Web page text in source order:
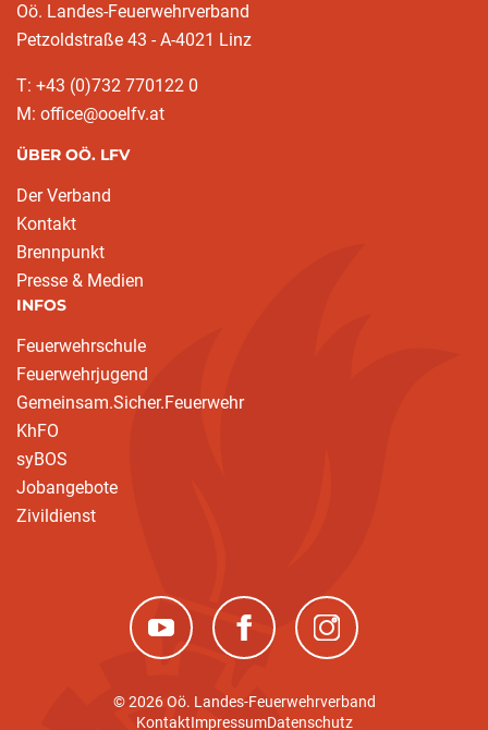
Oö. Landes-Feuerwehrverband
Petzoldstraße 43 - A-4021 Linz
T: +43 (0)732 770122 0
M: office@ooelfv.at
ÜBER OÖ. LFV
Der Verband
Kontakt
Brennpunkt
Presse & Medien
INFOS
Feuerwehrschule
Feuerwehrjugend
Gemeinsam.Sicher.Feuerwehr
KhFO
syBOS
Jobangebote
Zivildienst
(neues Fenster)(neues Fenster)(neues Fenster)
© 2026 Oö. Landes-Feuerwehrverband
KontaktImpressumDatenschutz